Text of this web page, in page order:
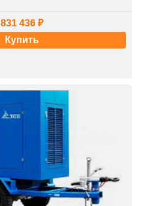
831 436 ₽
Купить